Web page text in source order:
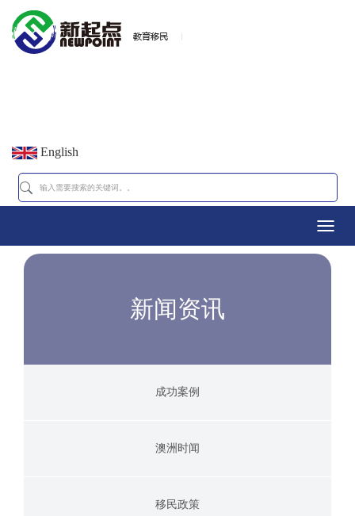
English
新闻资讯
成功案例
澳洲时闻
移民政策